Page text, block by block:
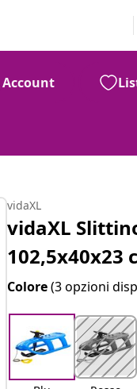
Account
vidaXL
vidaXL
102,5x40x23
Colore(3 opzioni